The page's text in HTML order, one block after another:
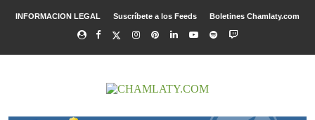
INFORMACION LEGAL Suscríbete a los Feeds Boletines Chamlaty.com